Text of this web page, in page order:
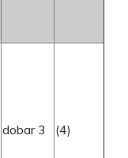
dobar 3 (4)